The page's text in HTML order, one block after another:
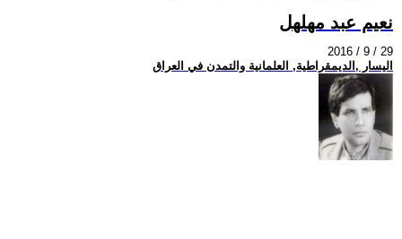
نعيم عبد مهلهل
2016 / 9 / 29
اليسار ,الديمقراطية, العلمانية والتمدن في العراق